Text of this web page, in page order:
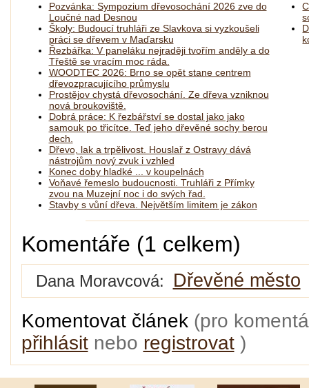
Pozvánka: Sympozium dřevosochání 2026 zve do
Loučné nad Desnou
Školy: Budoucí truhláři ze Slavkova si vyzkoušeli
práci se dřevem v Maďarsku
Řezbářka: V paneláku nejraději tvořím anděly a do
Třeště se vracím moc ráda.
WOODTEC 2026: Brno se opět stane centrem
dřevozpracujícího průmyslu
Prostějov chystá dřevosochání. Ze dřeva vzniknou
nová broukoviště.
Dobrá práce: K řezbářství se dostal jako jako
samouk po třicítce. Teď jeho dřevěné sochy berou
dech.
Dřevo, lak a trpělivost. Houslař z Ostravy dává
nástrojům nový zvuk i vzhled
Konec doby hladké ... v koupelnách
Voňavé řemeslo budoucnosti. Truhláři z Přímky
zvou na Muzejní noc i do svých řad.
Stavby s vůní dřeva. Největším limitem je zákon
Komentáře (1 celkem)
Dana Moravcová: Dřevěné město
Komentovat článek (pro
přihlásitnebo registrovat)